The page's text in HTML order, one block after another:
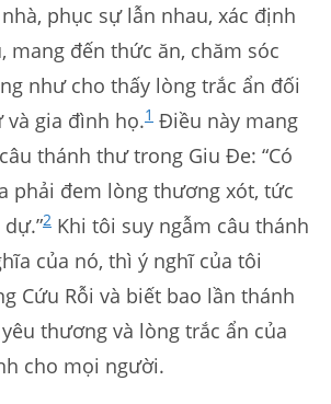
phục sự lẫn nhau, xác định
mang đến thức ăn, chăm sóc
như cho thấy lòng trắc ẩn đối
gia đình họ.1 Điều này mang
thánh thư trong Giu Đe: “Có
phải đem lòng thương xót, tức
2 Khi tôi suy ngẫm câu thánh
của nó, thì ý nghĩ của tôi
Cứu Rỗi và biết bao lần thánh
thương và lòng trắc ẩn của
cho mọi người.